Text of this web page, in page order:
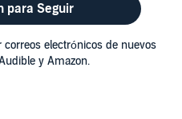
para Seguir
electrónicos de nuevos
y Amazon.